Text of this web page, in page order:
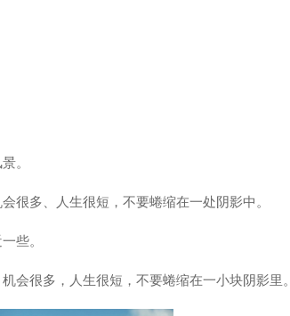
。
很多、人生很短，不要蜷缩在一处阴影中。
些。
会很多，人生很短，不要蜷缩在一小块阴影里。